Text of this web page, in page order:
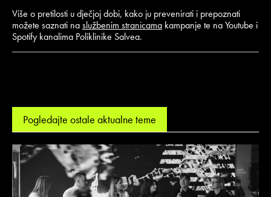
Više o pretilosti u dječjoj dobi, kako ju prevenirati i prepoznati
možete saznati naslužbenim stranicama kampanje te na Youtube i
Spotify kanalima Poliklinike Salvea.
Pogledajte ostale aktualne teme